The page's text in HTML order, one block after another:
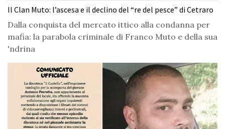
Il Clan Muto: l’ascesa e il declino del “re del pesce” di Cetraro
Dalla conquista del mercato ittico alla condanna per
mafia: la parabola criminale di Franco Muto e della sua
'ndrina